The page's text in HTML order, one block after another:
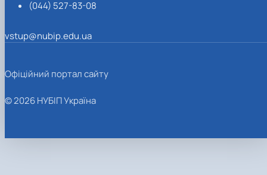
(044) 527-83-08
vstup@nubip.edu.ua
Офіційний портал сайту
© 2026 НУБІП Україна